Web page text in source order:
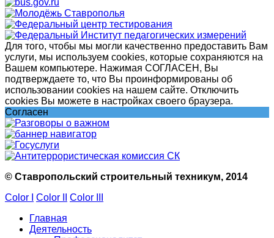
Для того, чтобы мы могли качественно предоставить Вам
услуги, мы используем cookies, которые сохраняются на
Вашем компьютере. Нажимая СОГЛАСЕН, Вы
подтверждаете то, что Вы проинформированы об
использовании cookies на нашем сайте. Отключить
cookies Вы можете в настройках своего браузера.
Согласен
© Ставропольский строительный техникум, 2014
Color I
Color II
Color III
Главная
Деятельность